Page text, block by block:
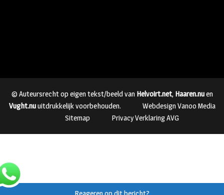
© Auteursrecht op eigen tekst/beeld van Helvoirt.net, Haaren.nuen
Vught.nuuitdrukkelijk voorbehouden.
Webdesign Vanoo Media
Sitemap
Privacy Verklaring AVG